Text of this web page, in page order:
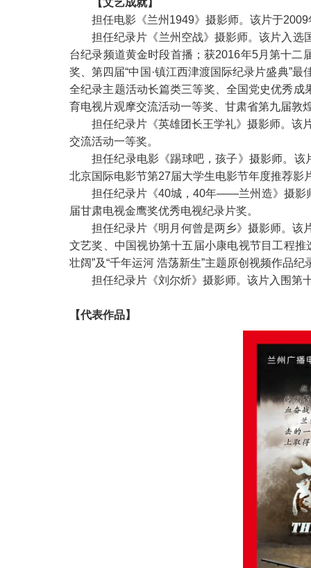
【文艺成就】
担任电影《兰州1949》摄影师。该片于
担任纪录片《兰州空战》摄影师。该片入选
台纪录频道黄金时段首播；获2016年5月第十二
奖、第四届“中国·镇江西津渡国际纪录片盛典”
全纪录主题活动长篇类三等奖、全国党史优秀
育电视片观摩交流活动一等奖、甘肃省第九届敦
担任纪录片《英雄团长王学礼》摄影师。该
交流活动一等奖。
担任纪录电影《踢球吧，孩子》摄影师。该
北京国际电影节第27届大学生电影节年度推荐影
担任纪录片《40城，40年——兰州造》摄影
届甘肃电视金鹰奖优秀电视纪录片奖。
担任纪录片《明月何曾是两乡》摄影师。该
文艺奖、中国视协第十五届小康电视节目工程
壮阔”及“千年运河 浩荡新生”主题原创视频作品纪
担任纪录片《刘尔炘》摄影师。该片入围
【代表作品】